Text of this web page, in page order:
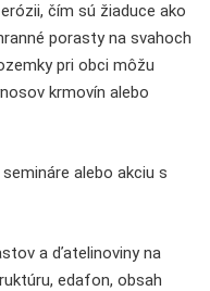
čím sú žiaduce ako
porasty na svahoch
pri obci môžu
krmovín alebo
alebo akciu s
a ďatelinoviny na
edafon, obsah